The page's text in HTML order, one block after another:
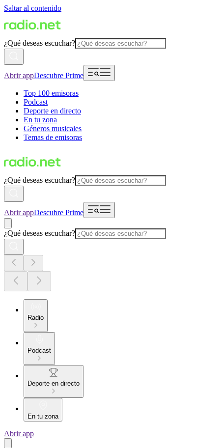
Saltar al contenido
¿Qué deseas escuchar?
Abrir appDescubre Prime
Top 100 emisoras
Podcast
Deporte en directo
En tu zona
Géneros musicales
Temas de emisoras
¿Qué deseas escuchar?
Abrir appDescubre Prime
¿Qué deseas escuchar?
Radio
Podcast
Deporte en directo
En tu zona
Abrir app